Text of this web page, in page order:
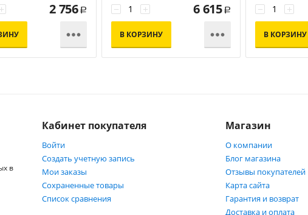
2 756 Р

+
− 6 615 Р
В КОРЗИНУ 
+
−
В КОРЗИНУ
в
Кабинет покупателя
Войти
Создать учетную запись
Мои заказы
Сохраненные товары
Список сравнения
Магазин
О компании
Блог магазина
Отзывы покупателей
Карта сайта
Гарантия и возврат
Доставка и оплата